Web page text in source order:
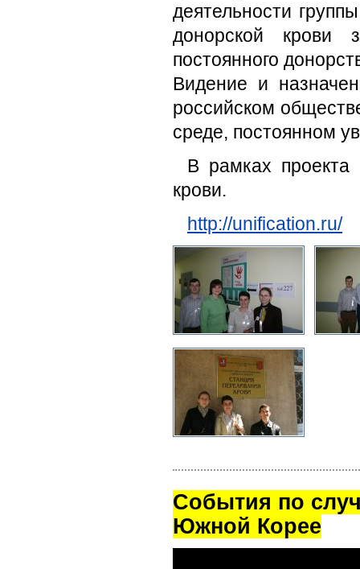
деятельности
донорской крови
постоянного
Видение и
российском
среде, постоянном
В рамках проекта
крови.
http://unification.ru/
Cобытия по
Южной Корее